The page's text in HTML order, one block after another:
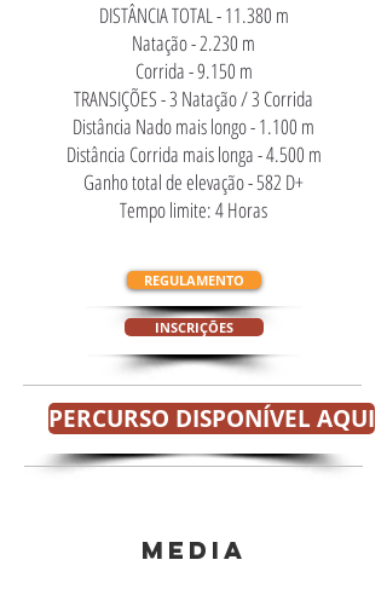
DISTÂNCIA TOTAL - 11.380 m
Natação - 2.230 m
Corrida - 9.150 m
TRANSIÇÕES - 3 Natação / 3 Corrida
Distância Nado mais longo - 1.100 m
Distância Corrida mais longa - 4.500 m
Ganho total de elevação - 582 D+
Tempo limite: 4 Horas
REGULAMENTO
INSCRIÇÕES
PERCURSO DISPONÍVEL AQUI
MEDIA